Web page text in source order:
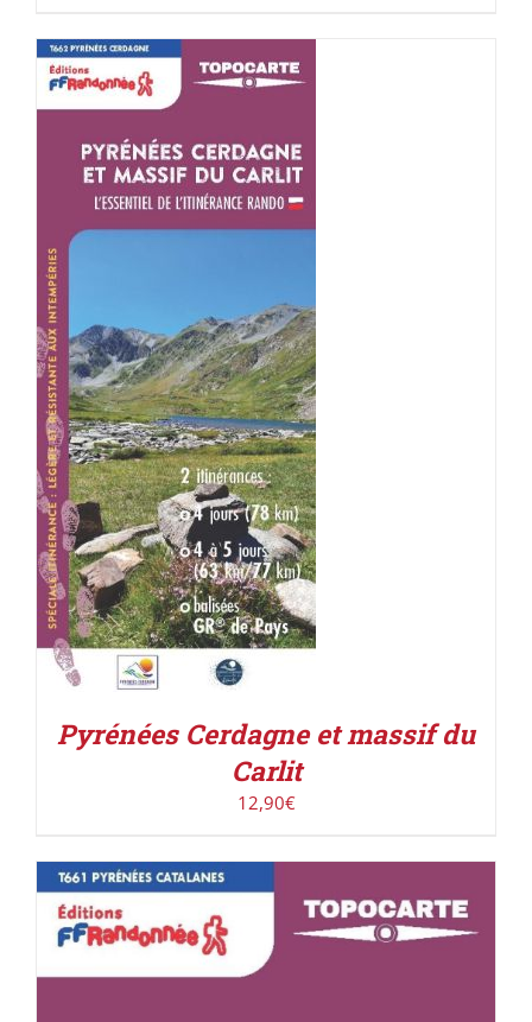
ACHETER LE PRODUIT
/
DÉTAILS
Pyrénées Cerdagne et massif du
Carlit
12,90€